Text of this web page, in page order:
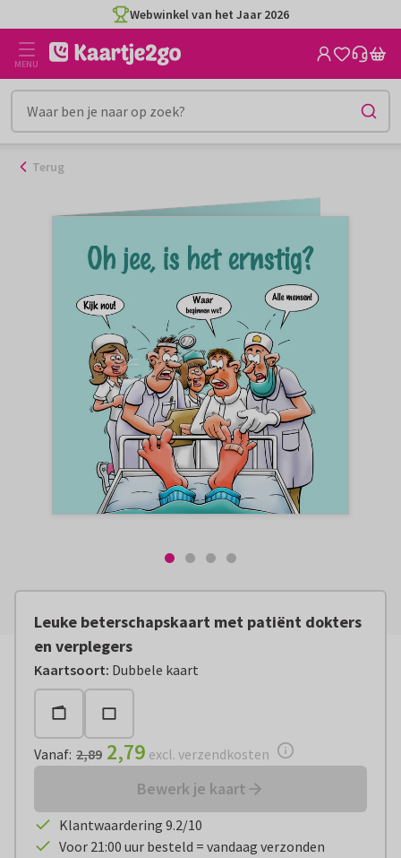
naar
inhoud
Webwinkel van het Jaar 2026
MENU
Terug
Leuke beterschapskaart met patiënt dokters
en verplegers
Kaartsoort: Dubbele kaart
Vanaf:€ 2,79 excl. verzendkosten
Vanaf: 2,89 2,79 excl. verzendkosten
Bewerk je kaart
Klantwaardering 9.2/10
Voor 21:00 uur besteld = vandaag verzonden